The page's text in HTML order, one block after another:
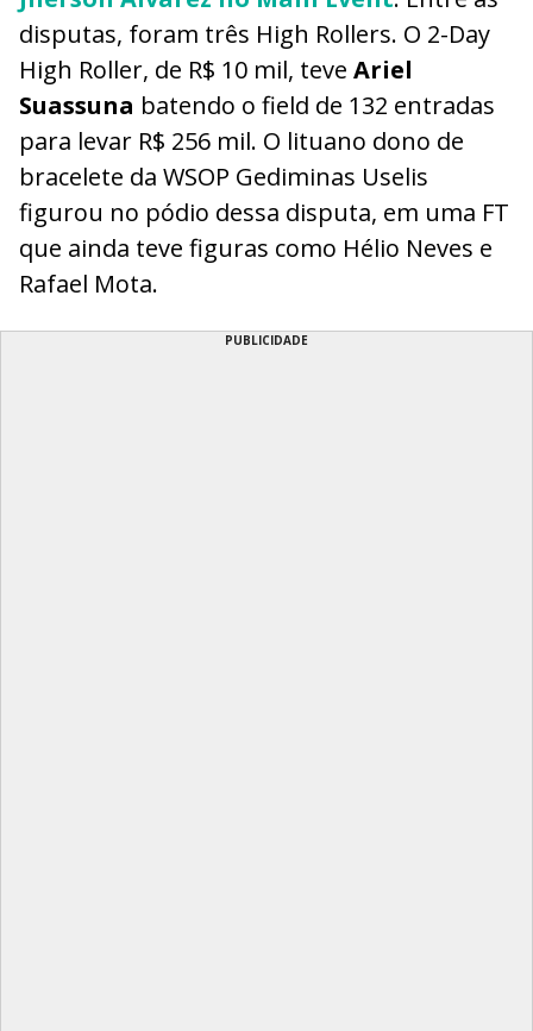
disputas, foram três High Rollers. O 2-Day
High Roller, de R$ 10 mil, teve Ariel
Suassuna batendo o field de 132 entradas
para levar R$ 256 mil. O lituano dono de
bracelete da WSOP Gediminas Uselis
figurou no pódio dessa disputa, em uma FT
que ainda teve figuras como Hélio Neves e
Rafael Mota.
PUBLICIDADE